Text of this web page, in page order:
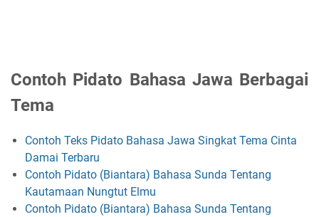
Contoh Pidato Bahasa Jawa Berbagai
Tema
Contoh Teks Pidato Bahasa Jawa Singkat Tema Cinta
Damai Terbaru
Contoh Pidato (Biantara) Bahasa Sunda Tentang
Kautamaan Nungtut Elmu
Contoh Pidato (Biantara) Bahasa Sunda Tentang